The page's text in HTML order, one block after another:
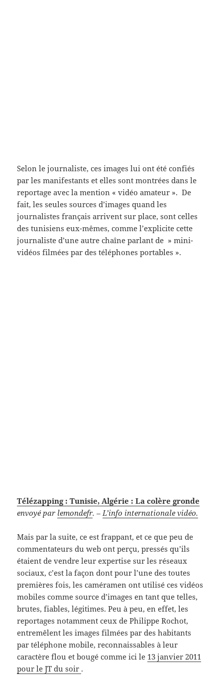
Selon le journaliste, ces images lui ont été confiés
par les manifestants et elles sont montrées dans le
reportage avec la mention « vidéo amateur ». De
fait, les seules sources d’images quand les
journalistes français arrivent sur place, sont celles
des tunisiens eux-mêmes, comme l’explicite cette
journaliste d’une autre chaîne parlant de » mini-
vidéos filmées par des téléphones portables ».
Télézapping : Tunisie, Algérie : La colère gronde
envoyé par lemondefr. –L’info internationale vidéo.
Mais par la suite, ce est frappant, et ce que peu de
commentateurs du web ont perçu, pressés qu’ils
étaient de vendre leur expertise sur les réseaux
sociaux, c’est la façon dont pour l’une des toutes
premières fois, les caméramen ont utilisé ces vidéos
mobiles comme source d’images en tant que telles,
brutes, fiables, légitimes. Peu à peu, en effet, les
reportages notamment ceux de Philippe Rochot,
entremêlent les images filmées par des habitants
par téléphone mobile, reconnaissables à leur
caractère flou et bougé comme ici le 13 janvier 2011
pour le JT du soir .